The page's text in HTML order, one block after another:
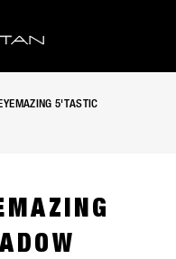
5'TASTIC